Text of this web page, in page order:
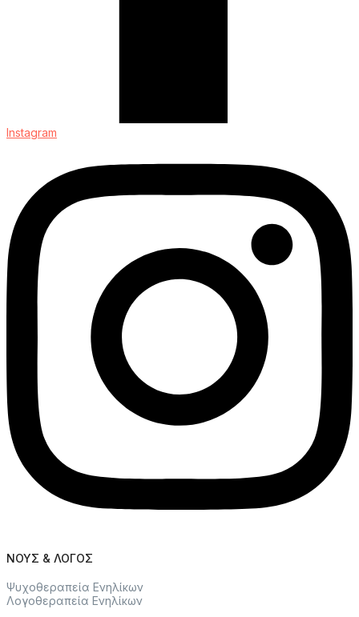
Instagram
ΝΟΥΣ & ΛΟΓΟΣ
Ψυχοθεραπεία Ενηλίκων
Λογοθεραπεία Ενηλίκων